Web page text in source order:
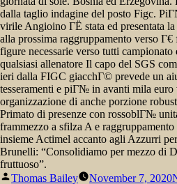
dalla taglio indagine del posto Figc.
virile Angioino ГЁ stata ed presentata
alla prossima raggruppamento verso
figure necessarie verso tutti
qualsiasi allenatore Il capo del SGS
ieri dalla FIGC giacchГ© prevede un
tesseramenti e piГ№ in avanti mila euro
organizzazione di anche porzione
Primato di presenze con rossoblГ№
frammezzo a sfilza A e
insieme Actimel accanto agli Azzurri
Brunelli: “Consolidiamo per mezzo di
fruttuoso”.
Posted
Thomas Bailey November 7, 2020